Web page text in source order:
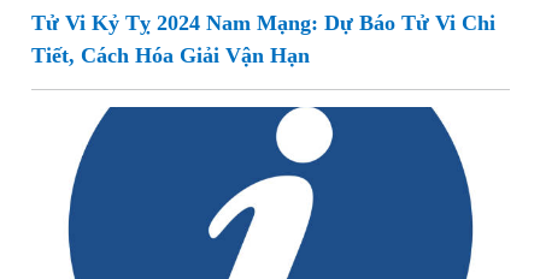
Tử Vi Kỷ Tỵ 2024 Nam Mạng: Dự Báo Tử Vi Chi
Tiết, Cách Hóa Giải Vận Hạn